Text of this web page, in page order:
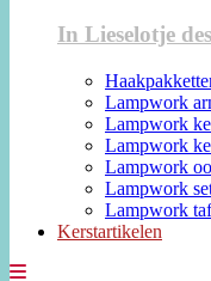
In Lieselotje
Lampwork
Lampwork
Lampwork
Lampwork
Lampwork
Lampwork
Kerstartikelen